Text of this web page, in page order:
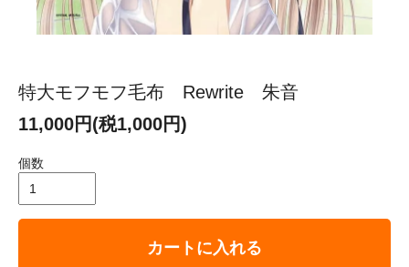
特大モフモフ毛布 Rewrite 朱音
11,000円(税1,000円)
個数
カートに入れる